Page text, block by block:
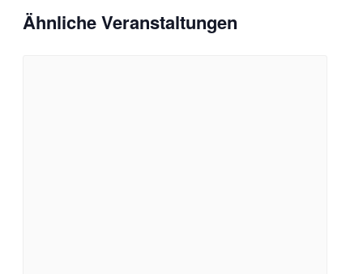
Ähnliche Veranstaltungen